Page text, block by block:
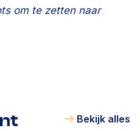
om te zetten naar
Bekijk alles